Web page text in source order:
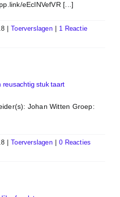
eEclNVefVR [...]
Toerverslagen
1 Reactie
reusachtig stuk taart
Johan Witten Groep:
Toerverslagen
0 Reacties